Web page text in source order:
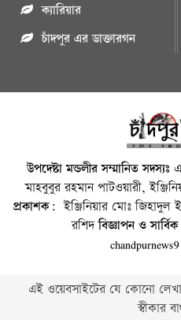
ক্যারিয়ার
চাঁদপুর এর ডাক্তারগন
উপদেষ্টা মন্ডলীর সম্মানিত সদস্যঃ
মাহবুবুর রহমান পাটওয়ারী,
প্রকাশক: ইঞ্জিনিয়ার মোঃ
রশিদবিজ্ঞাপন ও
এই ওয়েবসাইটের যে কোনো লেখা
স্বীকার